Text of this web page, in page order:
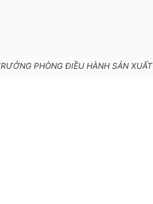
PHÒNG ĐIỀU HÀNH SẢN XUẤT